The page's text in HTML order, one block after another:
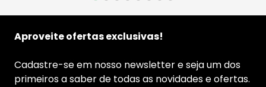
Aproveite ofertas exclusivas!
Cadastre-se em nosso newsletter e seja um dos
primeiros a saber de todas as novidades e ofertas.